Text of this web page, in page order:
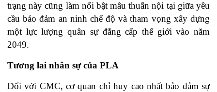
trạng này cũng làm nổi bật mâu thuẫn nội tại giữa yêu
cầu bảo đảm an ninh chế độ và tham vọng xây dựng
một lực lượng quân sự đẳng cấp thế giới vào năm
2049.
Tương lai nhân sự của PLA
Đối với CMC, cơ quan chỉ huy cao nhất bảo đảm sự